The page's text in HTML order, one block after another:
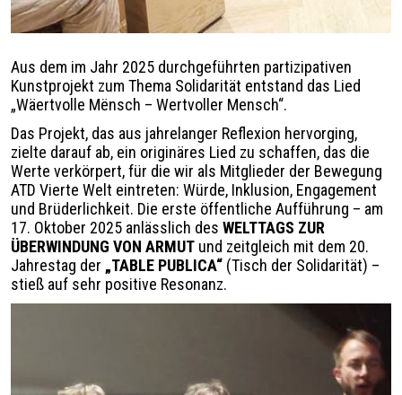
Légende
Aus dem im Jahr 2025 durchgeführten partizipativen
Kunstprojekt zum Thema Solidarität entstand das Lied
„Wäertvolle Mënsch – Wertvoller Mensch“.
Das Projekt, das aus jahrelanger Reflexion hervorging,
zielte darauf ab, ein originäres Lied zu schaffen, das die
Werte verkörpert, für die wir als Mitglieder der Bewegung
ATD Vierte Welt eintreten: Würde, Inklusion, Engagement
und Brüderlichkeit. Die erste öffentliche Aufführung – am
17. Oktober 2025 anlässlich des WELTTAGS ZUR
ÜBERWINDUNG VON ARMUT und zeitgleich mit dem 20.
Jahrestag der „TABLE PUBLICA“ (Tisch der Solidarität) –
stieß auf sehr positive Resonanz.